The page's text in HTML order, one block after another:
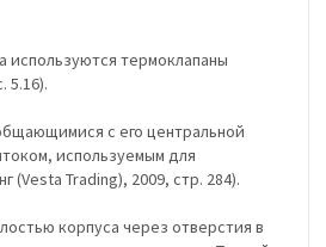
используются термоклапаны
5.16).
с его центральной
используемым для
(Vesta Trading), 2009, стр. 284).
корпуса через отверстия в